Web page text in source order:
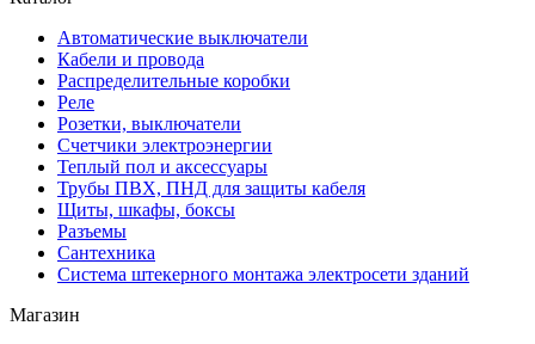
Автоматические выключатели
Кабели и провода
Распределительные коробки
Реле
Розетки, выключатели
Счетчики электроэнергии
Теплый пол и аксессуары
Трубы ПВХ, ПНД для защиты кабеля
Щиты, шкафы, боксы
Разъемы
Сантехника
Система штекерного монтажа электросети зданий
Магазин